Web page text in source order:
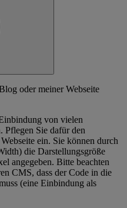
oder meiner Webseite
von vielen
Pflegen Sie dafür den
ein. Sie können durch
die Darstellungsgröße
angegeben. Bitte beachten
CMS, dass der Code in die
(eine Einbindung als